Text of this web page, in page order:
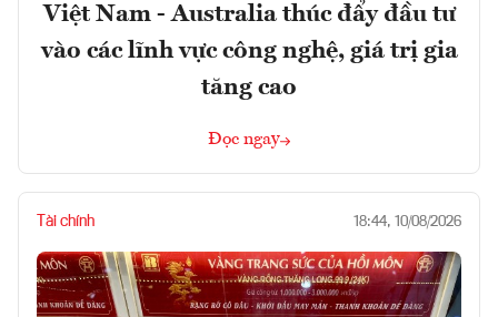
Việt Nam - Australia thúc đẩy đầu tư
vào các lĩnh vực công nghệ, giá trị gia
tăng cao
Đọc ngay
Tài chính 18:44, 10/08/2026